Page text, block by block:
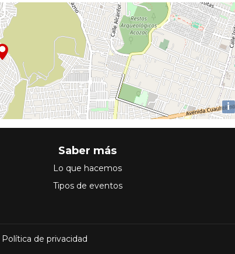
i
Saber más
Lo que hacemos
Tipos de eventos
Política de privacidad